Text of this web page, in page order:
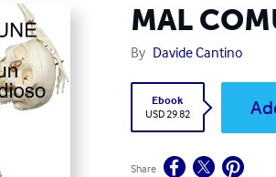
MAL
By Davide Cantino
Ebook
USD 29.82
Share